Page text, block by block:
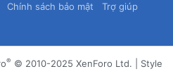
Chính sách bảo mật
Trợ giúp
® © 2010-2025 XenForo Ltd.
Style